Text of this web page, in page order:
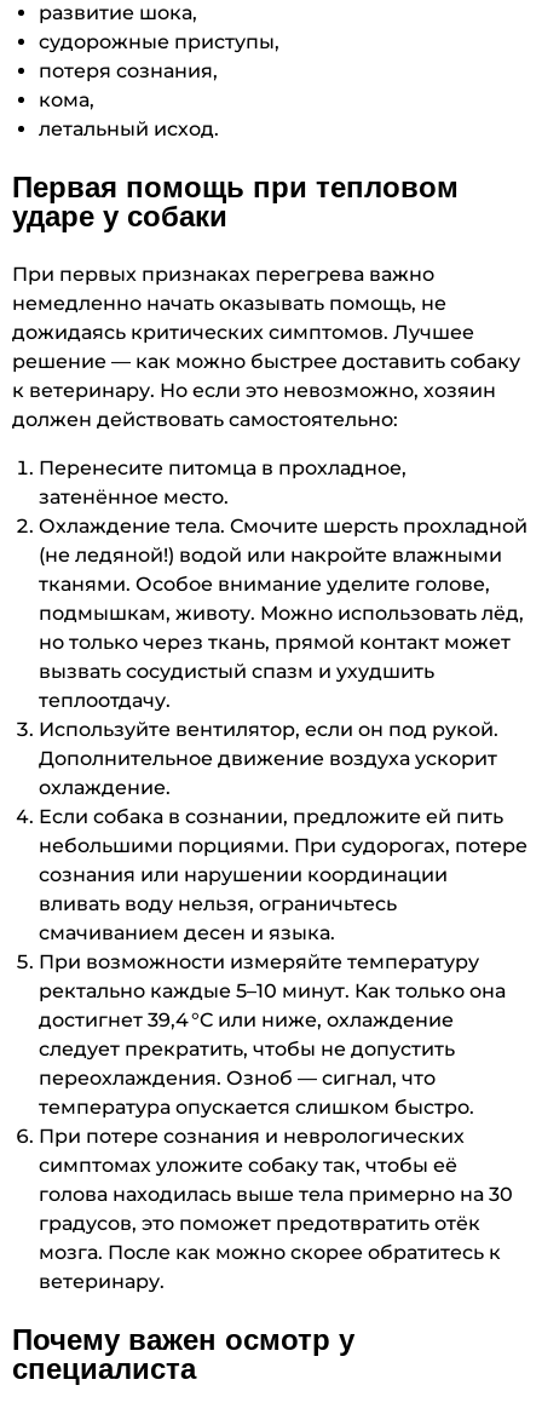
развитие шока,
судорожные приступы,
потеря сознания,
кома,
летальный исход.
Первая помощь при тепловом
ударе у собаки
При первых признаках перегрева важно
немедленно начать оказывать помощь, не
дожидаясь критических симптомов. Лучшее
решение — как можно быстрее доставить собаку
к ветеринару. Но если это невозможно, хозяин
должен действовать самостоятельно:
Перенесите питомца в прохладное,
затенённое место.
Охлаждение тела. Смочите шерсть прохладной
(не ледяной!) водой или накройте влажными
тканями. Особое внимание уделите голове,
подмышкам, животу. Можно использовать лёд,
но только через ткань, прямой контакт может
вызвать сосудистый спазм и ухудшить
теплоотдачу.
Используйте вентилятор, если он под рукой.
Дополнительное движение воздуха ускорит
охлаждение.
Если собака в сознании, предложите ей пить
небольшими порциями. При судорогах, потере
сознания или нарушении координации
вливать воду нельзя, ограничьтесь
смачиванием десен и языка.
При возможности измеряйте температуру
ректально каждые 5–10 минут. Как только она
достигнет 39,4 °C или ниже, охлаждение
следует прекратить, чтобы не допустить
переохлаждения. Озноб — сигнал, что
температура опускается слишком быстро.
При потере сознания и неврологических
симптомах уложите собаку так, чтобы её
голова находилась выше тела примерно на 30
градусов, это поможет предотвратить отёк
мозга. После как можно скорее обратитесь к
ветеринару.
Почему важен осмотр у
специалиста